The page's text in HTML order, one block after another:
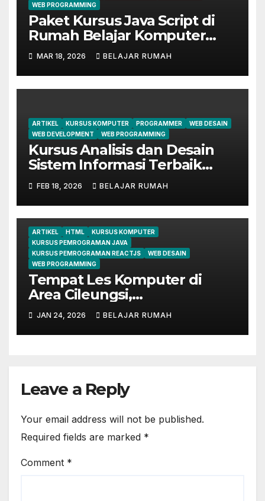
WEB PROGRAMMING
Paket Kursus Java Script di
Rumah Belajar Komputer
YMII Cileungsi
MAR 18, 2026 BELAJAR RUMAH
ARTIKEL KURSUS KOMPUTER PROGRAMMER
WEB DESAIN
WEB DEVELOPMENT
WEB PROGRAMMING
Kursus Analisis dan Desain
Sistem Informasi Terbaik
untuk Tingkatkan Skill IT
Anda di Rumah belajar
komputer ymii cileungsi
FEB 18, 2026 BELAJAR RUMAH
ARTIKEL HTML
KURSUS KOMPUTER
KURSUS PEMROGRAMAN JAVA
KURSUS PEMROGRAMAN REACTJS
WEB DESAIN
WEB PROGRAMMING
Tempat Les Komputer di
Area Cileungsi,
Klapanunggal, Cibubur,
Jonggol, dan Sekitarnya
JAN 24, 2026 BELAJAR RUMAH
Leave a Reply
Your email address will not be published.
Required fields are marked *
Comment *